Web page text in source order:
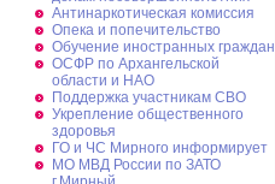
Антинаркотическая комиссия
Опека и попечительство
Обучение иностранных граждан
ОСФР по Архангельской
области и НАО
Поддержка участникам СВО
Укрепление общественного
здоровья
ГО и ЧС Мирного информирует
МО МВД России по ЗАТО